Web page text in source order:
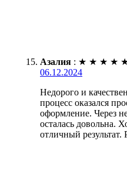
Азалия : ★ ★ ★ ★
06.12.2024
Недорого и
процесс оказался
оформление. Через
осталась довольна.
отличный